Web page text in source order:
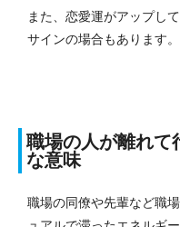
また、恋愛運がアップし
サインの場合もあります。
職場の人が離れて
な意味
職場の同僚や先輩など職